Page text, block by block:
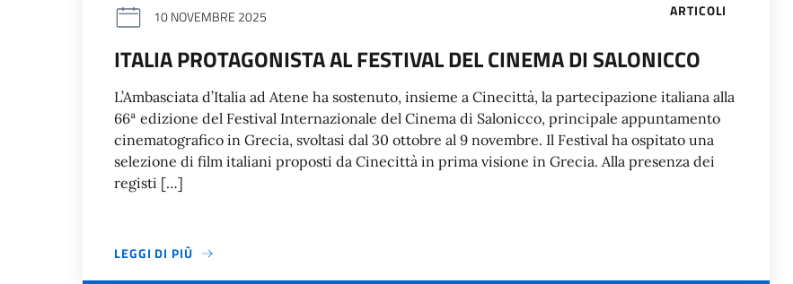
ARTICOLI
10 NOVEMBRE 2025
ITALIA PROTAGONISTA AL FESTIVAL DEL CINEMA DI SALONICCO
L’Ambasciata d’Italia ad Atene ha sostenuto, insieme a Cinecittà, la partecipazione italiana alla
66ª edizione del Festival Internazionale del Cinema di Salonicco, principale appuntamento
cinematografico in Grecia, svoltasi dal 30 ottobre al 9 novembre. Il Festival ha ospitato una
selezione di film italiani proposti da Cinecittà in prima visione in Grecia. Alla presenza dei
registi […]
LEGGI DI PIÙ